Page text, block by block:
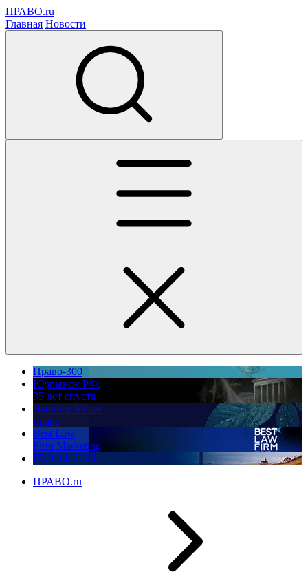
ПРАВО.ru
Главная Новости
Право-300
Юррынок РФ:
35 лет спустя
Экологическое
право
Best Law
Firm Marketing
ПМЮФ 2026
ПРАВО.ru